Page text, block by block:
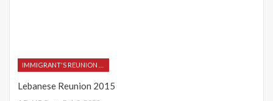
Lebanese Reunion 2015